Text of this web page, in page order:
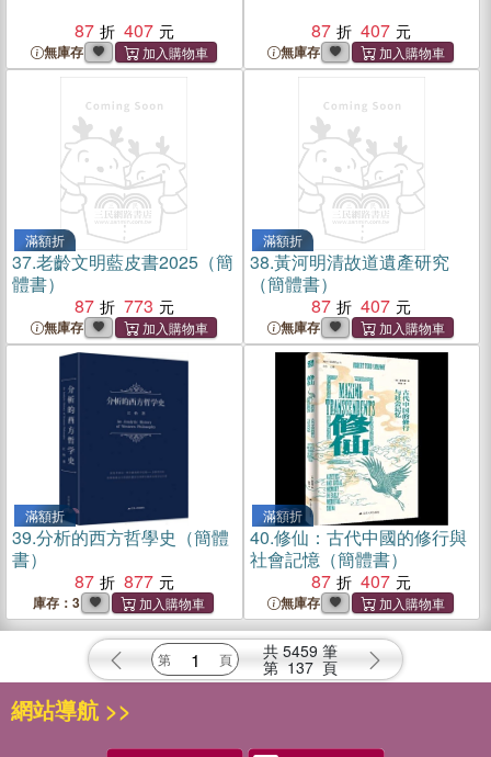
87
407
無庫存
87
407
無庫存
滿額折
37.老齡文明藍皮書2025（簡
體書）
87
773
無庫存
滿額折
38.黃河明清故道遺產研究
（簡體書）
87
407
無庫存
滿額折
39.分析的西方哲學史（簡體
書）
87
877
庫存：3
滿額折
40.修仙：古代中國的修行與
社會記憶（簡體書）
87
407
無庫存
共 5459 筆
第 137 頁
網站導航 >>